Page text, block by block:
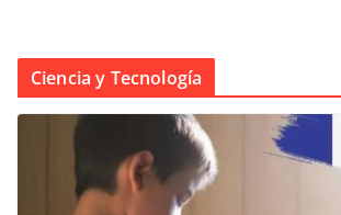
Ciencia y Tecnología